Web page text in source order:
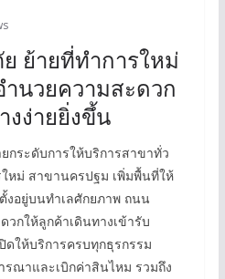
ย้ายที่ทำการใหม่
นวยความสะดวก
งง่ายยิ่งขึ้น
ระดับการให้บริการสาขาทั่ว
หม่ สาขานครปฐม เพิ่มพื้นที่ให้
งอยู่บนทำเลศักยภาพ ถนน
วกให้ลูกค้าเดินทางเข้ารับ
ดให้บริการครบทุกธุรกรรม
รณาและเบิกค่าสินไหม รวมถึง